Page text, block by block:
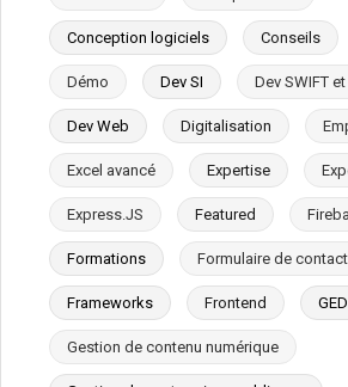
Conception logiciels Conseils
Démo Dev SI Dev SWIFT et
Dev Web Digitalisation
Excel avancé Expertise
Express.JS Featured
Formations Formulaire de contact
Frameworks Frontend GED
Gestion de contenu numérique